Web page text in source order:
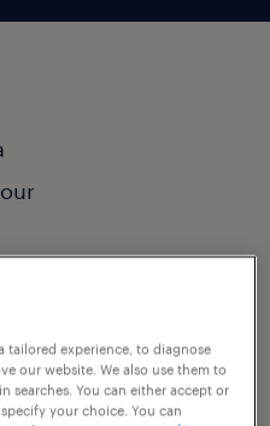
tailored experience, to diagnose
our website. We also use them to
searches. You can either accept or
your choice. You can